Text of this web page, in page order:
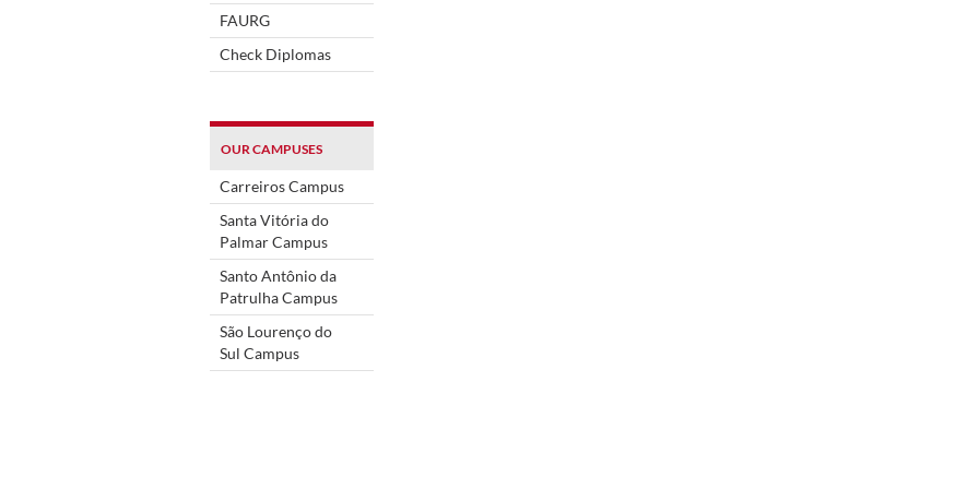
FAURG
Check Diplomas
OUR CAMPUSES
Carreiros Campus
Santa Vitória do
Palmar Campus
Santo Antônio da
Patrulha Campus
São Lourenço do
Sul Campus